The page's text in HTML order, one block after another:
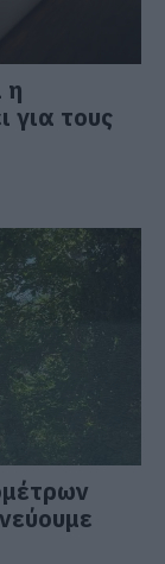
η
για τους